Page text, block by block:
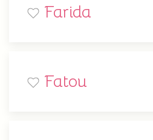
Farida
Fatou